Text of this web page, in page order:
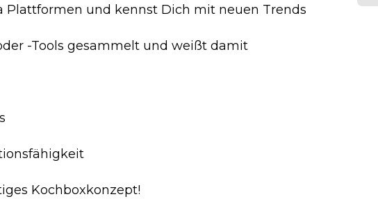
Plattformen und kennst Dich mit neuen Trends
-Tools gesammelt und weißt damit
Kochboxkonzept!